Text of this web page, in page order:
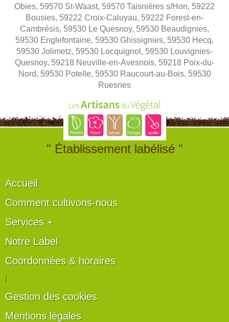
Obies, 59570 St-Waast, 59570 Taisnières s/Hon, 59222
Bousies, 59222 Croix-Caluyau, 59222 Forest-en-
Cambrésis, 59530 Le Quesnoy, 59530 Beaudignies,
59530 Englefontaine, 59530 Ghissignies, 59530 Hecq,
59530 Jolimetz, 59530 Locquignol, 59530 Louvignies-
Quesnoy, 59218 Neuville-en-Avesnois, 59218 Poix-du-
Nord, 59530 Potelle, 59530 Raucourt-au-Bois, 59530
Ruesnes
" Établissement labélisé "
Accueil
Comment cultivons-nous
Services +
Notre Label
Coordonnées & horaires
Gestion des cookies
Mentions légales